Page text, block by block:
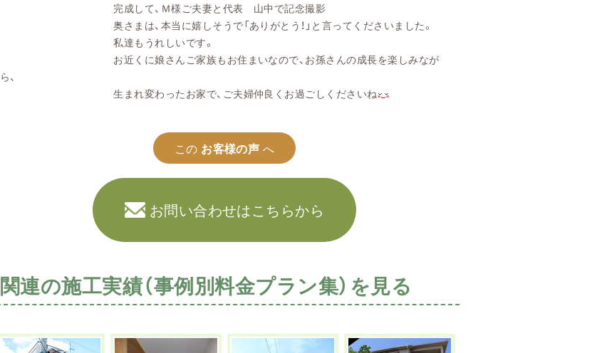
完成して、Ｍ様ご夫妻と代表 山中で記念撮影
奥さまは、本当に嬉しそうで「ありがとう！」と言ってくださいました。
私達もうれしいです。
お近くに娘さんご家族もお住まいなので、お孫さんの成長を楽しみなが
ら、
生まれ変わったお家で、ご夫婦仲良くお過ごしくださいね
この お客様の声 へ
お問い合わせはこちらから
関連の施工実績（事例別料金プラン集）を見る